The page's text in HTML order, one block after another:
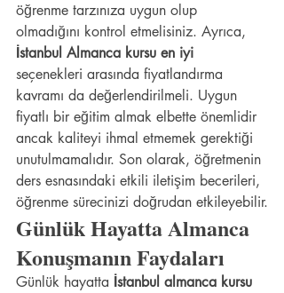
öğrenme tarzınıza uygun olup
olmadığını kontrol etmelisiniz. Ayrıca,
İstanbul Almanca kursu en iyi
seçenekleri arasında fiyatlandırma
kavramı da değerlendirilmeli. Uygun
fiyatlı bir eğitim almak elbette önemlidir
ancak kaliteyi ihmal etmemek gerektiği
unutulmamalıdır. Son olarak, öğretmenin
ders esnasındaki etkili iletişim becerileri,
öğrenme sürecinizi doğrudan etkileyebilir.
Günlük Hayatta Almanca
Konuşmanın Faydaları
Günlük hayatta İstanbul almanca kursu